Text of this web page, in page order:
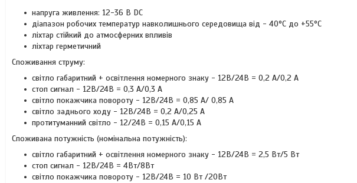
напруга живлення: 12-36 В DC
діапазон робочих температур навколишнього середовища від - 40°C до +55°C
ліхтар стійкий до атмосферних впливів
ліхтар герметичний
Споживання струму:
світло габаритний + освітлення номерного знаку - 12В/24В = 0,2 А/0,2 A
стоп сигнал - 12В/24В = 0,3 A/0,3 A
світло покажчика повороту - 12В/24В = 0,85 A/ 0,85 A
світло заднього ходу - 12В/24В = 0,2 A/0,25 A
протитуманний світло - 12/24В = 0,15 A/0,15 A
Споживана потужність (номінальна потужність):
світло габаритний + освітлення номерного знаку - 12В/24В = 2,5 Вт/5 Вт
стоп сигнал - 12В/24В = 4Вт/8Вт
світло покажчика повороту - 12В/24В = 10 Вт /20Вт